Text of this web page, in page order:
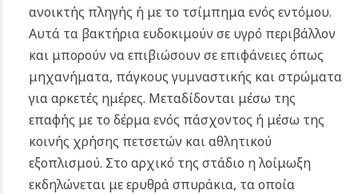
ανοικτής πληγής ή με το τσίμπημα ενός εντόμου.
Αυτά τα βακτήρια ευδοκιμούν σε υγρό περιβάλλον
και μπορούν να επιβιώσουν σε επιφάνειες όπως
μηχανήματα, πάγκους γυμναστικής και στρώματα
για αρκετές ημέρες. Μεταδίδονται μέσω της
επαφής με το δέρμα ενός πάσχοντος ή μέσω της
κοινής χρήσης πετσετών και αθλητικού
εξοπλισμού. Στο αρχικό της στάδιο η λοίμωξη
εκδηλώνεται με ερυθρά σπυράκια, τα οποία